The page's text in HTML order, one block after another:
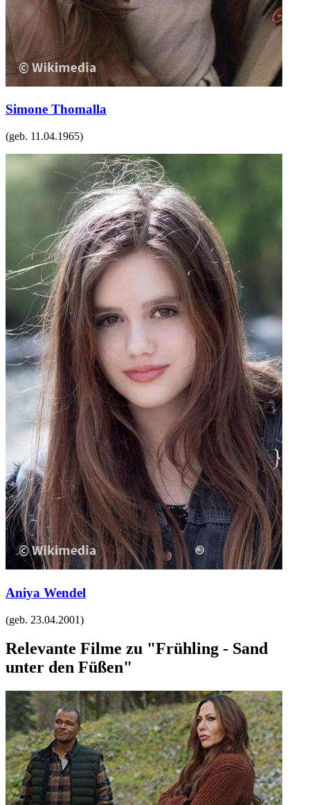
Simone Thomalla
(geb. 11.04.1965)
Aniya Wendel
(geb. 23.04.2001)
Relevante Filme zu "Frühling - Sand
unter den Füßen"